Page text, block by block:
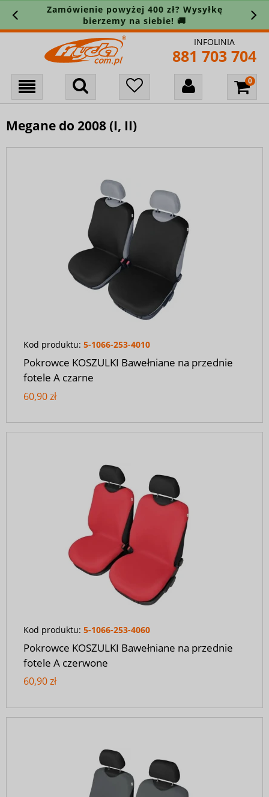
Zamówienie powyżej 400 zł? Wysyłkę
bierzemy na siebie! 🚚
INFOLINIA
881 703 704
Megane do 2008 (I, II)
Kod produktu: 5-1066-253-4010
Pokrowce KOSZULKI Bawełniane na przednie
fotele A czarne
60,90 zł
Kod produktu: 5-1066-253-4060
Pokrowce KOSZULKI Bawełniane na przednie
fotele A czerwone
60,90 zł